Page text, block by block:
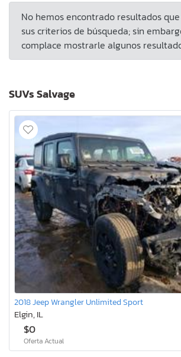
No hemos encontrado resultados
sus criterios de búsqueda; sin
complace mostrarle algunos
SUVs Salvage
2018 Jeep Wrangler Unlimited Sport
Elgin, IL
$0
Oferta Actual